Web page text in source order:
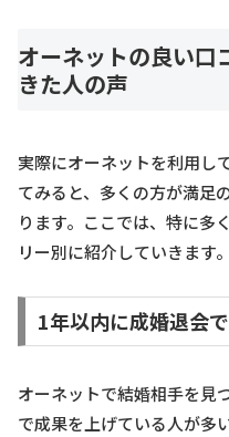
オーネットの良い口
きた人の声
実際にオーネットを利用し
てみると、多くの方が満足
ります。ここでは、特に多
リー別に紹介していきます。
1年以内に成婚退会
オーネットで結婚相手を見
で成果を上げている人が多